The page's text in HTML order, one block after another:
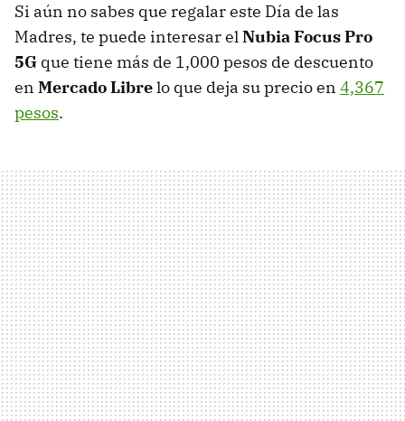
Si aún no sabes que regalar este Día de las
Madres, te puede interesar elNubia Focus Pro
5G que tiene más de 1,000 pesos de descuento
en Mercado Librelo que deja su precio en 4,367
pesos.